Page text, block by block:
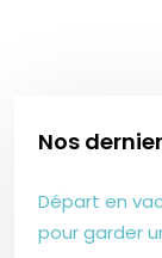
Nos
Départ en
pour garder